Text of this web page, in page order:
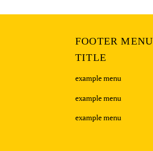
FOOTER MENU
TITLE
example menu
example menu
example menu